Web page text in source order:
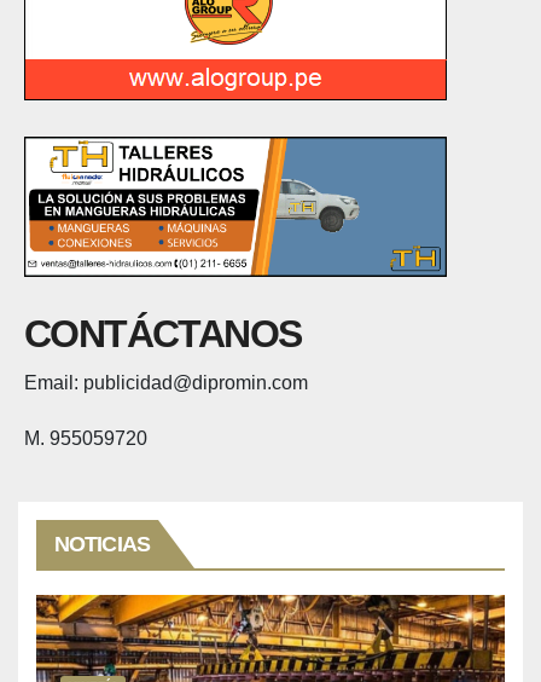
CONTÁCTANOS
Email: publicidad@dipromin.com
M. 955059720
NOTICIAS